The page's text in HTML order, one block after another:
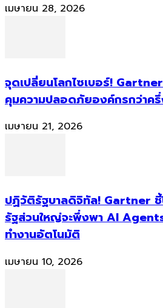
เมษายน 28, 2026
จุดเปลี่ยนโลกไซเบอร์!
คุมความปลอดภัยองค์กรกว่าครึ่
เมษายน 21, 2026
ปฏิวัติรัฐบาลดิจิทัล! Gartner
รัฐส่วนใหญ่จะพึ่งพา AI
ทำงานอัตโนมัติ
เมษายน 10, 2026